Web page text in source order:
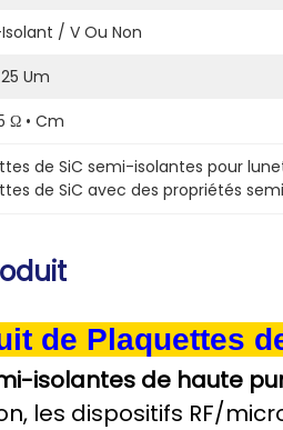
/ V Ou Non
Um
Ω • Cm
de SiC semi-isolantes pour
de SiC avec des propriétés
de Plaquettes
isolantes de haute
les dispositifs RF/